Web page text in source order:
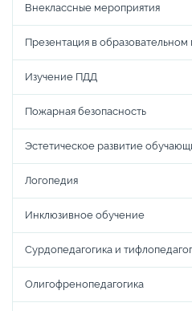
Внеклассные мероприятия
Презентация в образовательном
Изучение ПДД
Пожарная безопасность
Эстетическое развитие
Логопедия
Инклюзивное обучение
Сурдопедагогика и
Олигофренопедагогика